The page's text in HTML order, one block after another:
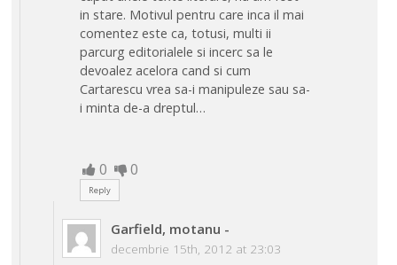
in stare. Motivul pentru care inca il mai
comentez este ca, totusi, multi ii
parcurg editorialele si incerc sa le
devoalez acelora cand si cum
Cartarescu vrea sa-i manipuleze sau sa-
i minta de-a dreptul…
0 0
Reply
Garfield, motanu -
decembrie 15th, 2012 at 23:03